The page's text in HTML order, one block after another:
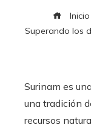
Inicio
Superando los
Surinam es
una tradición
recursos